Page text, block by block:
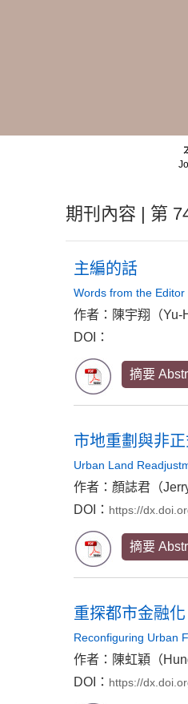
期刊內容 | 第
主編的話
Words from the Editor
作者：陳宇翔（Yu-
DOI：
摘要
市地重劃與非
Urban Land
作者：顏誌君（
DOI： https://
摘要
重探都市金融
Reconfiguring Urban
作者：陳虹穎（
DOI： https://